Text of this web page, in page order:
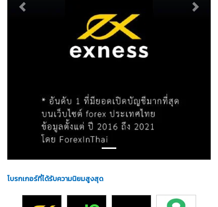
Previous Next
โบรกเกอร์ที่ได้รับความนิยมสูงสุด